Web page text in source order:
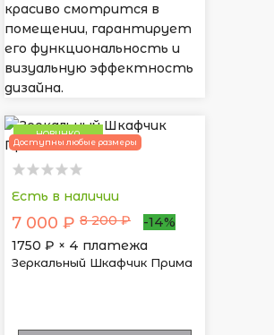
красиво смотрится в
помещении, гарантирует
его функциональность и
визуальную эффектность
дизайна.
НОВИНКА
Доступны любые размеры
Есть в наличии
7 000 ₽ 8 200 ₽
-14%
1750 ₽ × 4 платежа
Зеркальный Шкафчик Прима